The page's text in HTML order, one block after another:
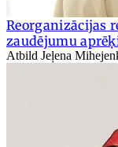
Reorganizācijas
zaudējumu
Atbild Jeļena